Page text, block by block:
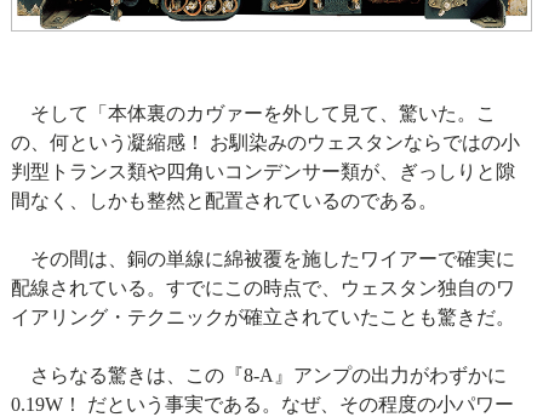
そして「本体裏のカヴァーを外して見て、驚いた。こ
の、何という凝縮感！ お馴染みのウェスタンならではの小
判型トランス類や四角いコンデンサー類が、ぎっしりと隙
間なく、しかも整然と配置されているのである。
その間は、銅の単線に綿被覆を施したワイアーで確実に
配線されている。すでにこの時点で、ウェスタン独自のワ
イアリング・テクニックが確立されていたことも驚きだ。
さらなる驚きは、この『8-A』アンプの出力がわずかに
0.19W！ だという事実である。なぜ、その程度の小パワー